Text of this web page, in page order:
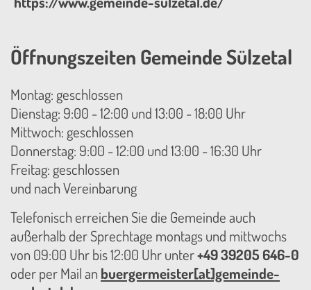
Öffnungszeiten Gemeinde Sülzetal
Montag: geschlossen
Dienstag: 9:00 - 12:00 und 13:00 - 18:00 Uhr
Mittwoch: geschlossen
Donnerstag: 9:00 - 12:00 und 13:00 - 16:30 Uhr
Freitag: geschlossen
und nach Vereinbarung
Telefonisch erreichen Sie die Gemeinde auch
außerhalb der Sprechtage montags und mittwochs
von 09:00 Uhr bis 12:00 Uhr unter+49 39205 646-0
oder per Mail an buergermeister[at]gemeinde-